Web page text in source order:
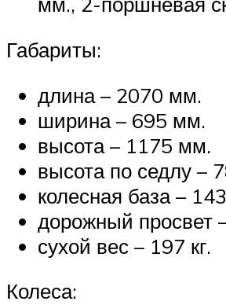
Габариты:
длина – 2070 мм.
ширина – 695 мм.
высота – 1175 мм.
высота по седлу –
колесная база –
дорожный просвет
сухой вес – 197 кг.
Колеса: